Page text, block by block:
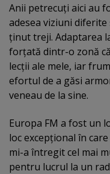
Anii petrecuţi aici au
adesea viziuni
ţinut treji. Adaptarea
forţată dintr-o zonă
lecţii ale mele, iar
efortul de a găsi
veneau de la sine.
Europa FM a fost un
loc excepţional în
mi-a întregit cel mai
pentru lucrul la un